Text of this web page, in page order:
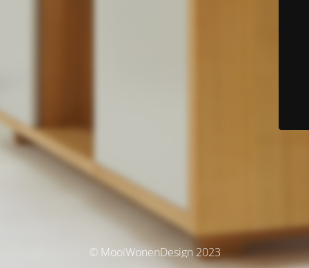
© MooiWonenDesign 2023